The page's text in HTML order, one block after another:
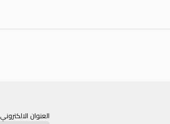
العنوان الالكتروني